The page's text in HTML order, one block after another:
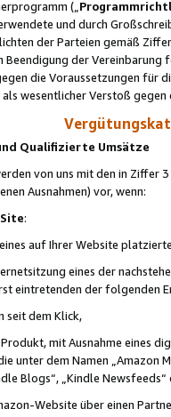
(„
und durch
der Parteien gemäß
der Vereinbarung
die Voraussetzungen für
wesentlicher Verstoß gegen
Qualifizierte Umsätze
von uns mit den in Ziffer
Ausnahmen) vor, wenn:
:
auf Ihrer Website
eines der
eintretenden der folgenden
dem Klick,
mit Ausnahme eines
unter dem Namen „Amazon
Blogs“, „Kindle Newsfeeds“
Website über einen